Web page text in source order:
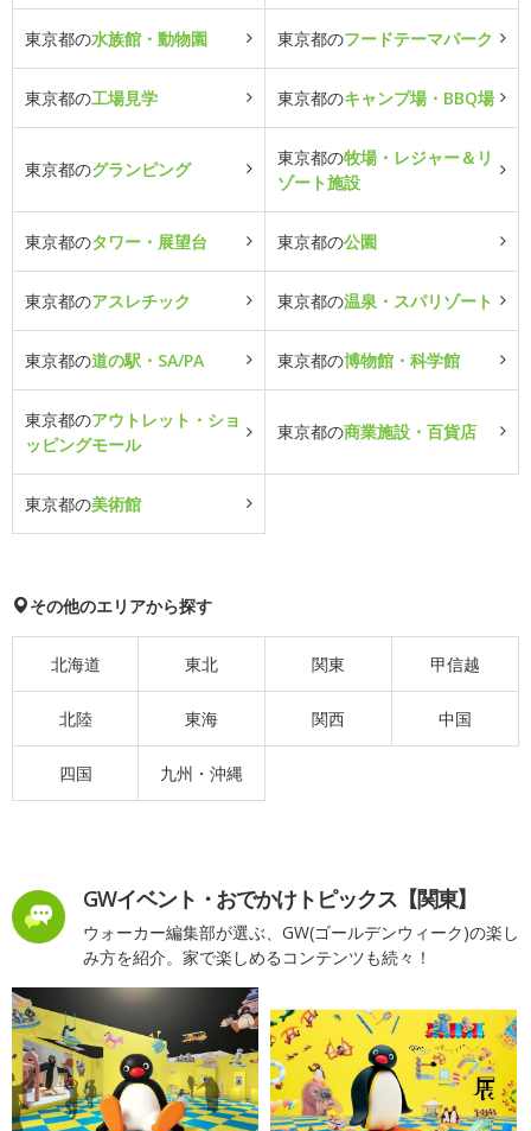
東京都の水族館・動物園 東京都のフードテーマパーク
東京都の工場見学 東京都のキャンプ場・BBQ場
東京都のグランピング
東京都の牧場・レジャー＆リ
ゾート施設
東京都のタワー・展望台 東京都の公園
東京都のアスレチック 東京都の温泉・スパリゾート
東京都の道の駅・SA/PA 東京都の博物館・科学館
東京都のアウトレット・ショ
ッピングモール
東京都の商業施設・百貨店
東京都の美術館
その他のエリアから探す
北海道 東北 関東 甲信越
北陸 東海 関西 中国
四国 九州・沖縄
GWイベント・おでかけトピックス【関東】
ウォーカー編集部が選ぶ、GW(ゴールデンウィーク)の楽し
み方を紹介。家で楽しめるコンテンツも続々！